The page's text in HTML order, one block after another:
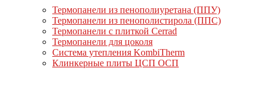
Термопанели из пенополиуретана (ППУ)
Термопанели из пенополистирола (ППС)
Термопанели с плиткой Cerrad
Термопанели для цоколя
Система утепления KombiTherm
Клинкерные плиты ЦСП ОСП